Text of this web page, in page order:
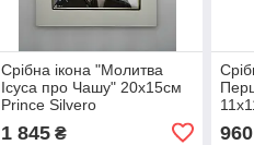
Срібна ікона "Молитва
Ісуса про Чашу" 20х15см
Prince Silvero
1 845₴ 960